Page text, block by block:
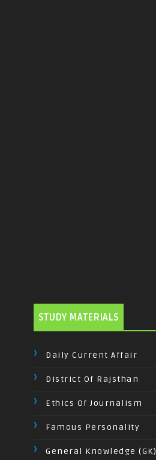
STUDY MATERIALS
Daily Current Affair
District Of Rajsthan
Ethics Of Journalism
Famous Personality
General Knowledge (GK)